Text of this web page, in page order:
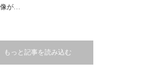
が…
もっと記事を読み込む